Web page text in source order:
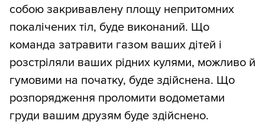
собою закривавлену площу непритомних
покалічених тіл, буде виконаний. Що
команда затравити газом ваших дітей і
розстріляли ваших рідних кулями, можливо й
гумовими на початку, буде здійснена. Що
розпорядження проломити водометами
груди вашим друзям буде здійснено.